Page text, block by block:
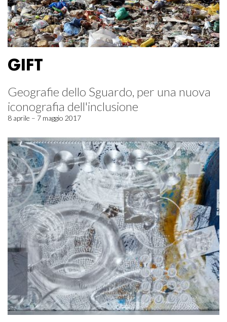
GIFT
Geografie dello Sguardo, per una nuova
iconografia dell'inclusione
8 aprile – 7 maggio 2017